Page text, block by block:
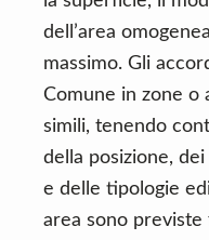
dell’area
massimo. Gli
Comune in zone o
simili, tenendo
della posizione,
e delle tipologie
area sono previste